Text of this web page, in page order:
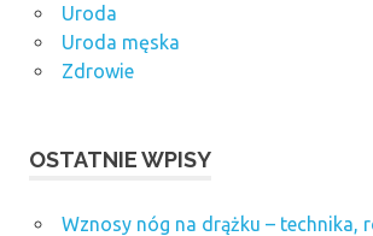
Uroda
Uroda męska
Zdrowie
OSTATNIE WPISY
Wznosy nóg na drążku – technika,